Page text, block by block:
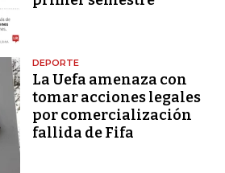
DEPORTE
La Uefa amenaza con
tomar acciones legales
por comercialización
fallida de Fifa